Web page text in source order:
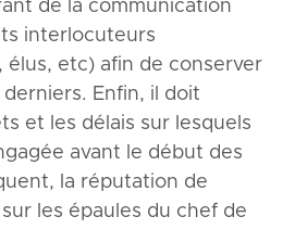
de la communication
interlocuteurs
élus, etc) afin de conserver
Enfin, il doit
et les délais sur lesquels
avant le début des
la réputation de
les épaules du chef de